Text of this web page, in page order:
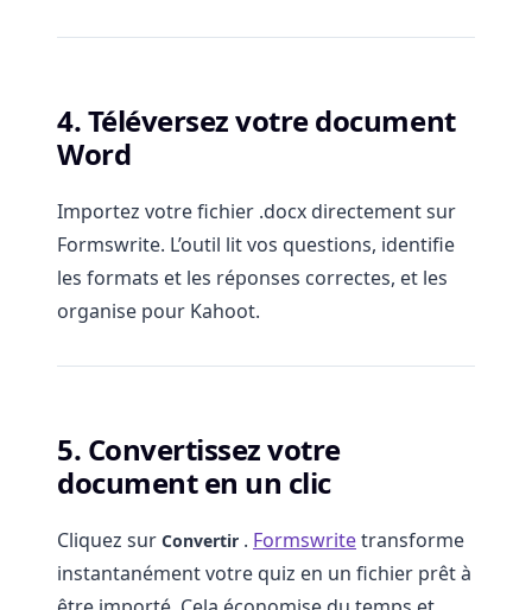
4. Téléversez votre document
Word
Importez votre fichier .docx directement sur
Formswrite. L’outil lit vos questions, identifie
les formats et les réponses correctes, et les
organise pour Kahoot.
5. Convertissez votre
document en un clic
Cliquez sur Convertir . Formswritetransforme
instantanément votre quiz en un fichier prêt à